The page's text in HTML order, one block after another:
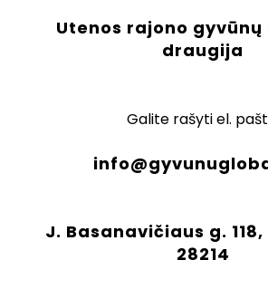
Utenos rajono
draugija
Galite rašyti el.
J. Basanavičiaus g.
28214